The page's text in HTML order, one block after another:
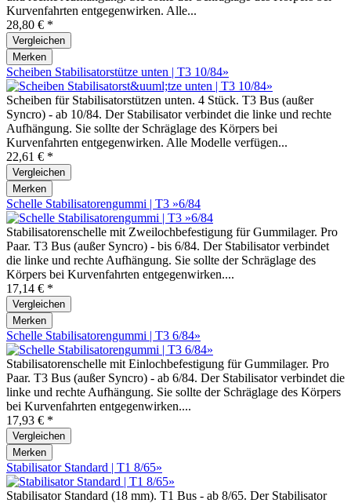
Kurvenfahrten entgegenwirken. Alle...
28,80 € *
Vergleichen
Merken
Scheiben Stabilisatorstütze unten | T3 10/84»
Scheiben für Stabilisatorstützen unten. 4 Stück. T3 Bus (außer
Syncro) - ab 10/84. Der Stabilisator verbindet die linke und rechte
Aufhängung. Sie sollte der Schräglage des Körpers bei
Kurvenfahrten entgegenwirken. Alle Modelle verfügen...
22,61 € *
Vergleichen
Merken
Schelle Stabilisatorengummi | T3 »6/84
Stabilisatorenschelle mit Zweilochbefestigung für Gummilager. Pro
Paar. T3 Bus (außer Syncro) - bis 6/84. Der Stabilisator verbindet
die linke und rechte Aufhängung. Sie sollte der Schräglage des
Körpers bei Kurvenfahrten entgegenwirken....
17,14 € *
Vergleichen
Merken
Schelle Stabilisatorengummi | T3 6/84»
Stabilisatorenschelle mit Einlochbefestigung für Gummilager. Pro
Paar. T3 Bus (außer Syncro) - ab 6/84. Der Stabilisator verbindet die
linke und rechte Aufhängung. Sie sollte der Schräglage des Körpers
bei Kurvenfahrten entgegenwirken....
17,93 € *
Vergleichen
Merken
Stabilisator Standard | T1 8/65»
Stabilisator Standard (18 mm). T1 Bus - ab 8/65. Der Stabilisator